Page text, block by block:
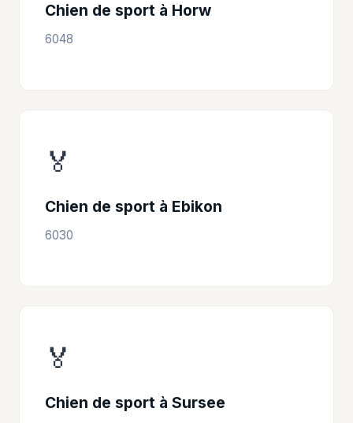
Chien de sport à Horw
6048
🏅
Chien de sport à Ebikon
6030
🏅
Chien de sport à Sursee